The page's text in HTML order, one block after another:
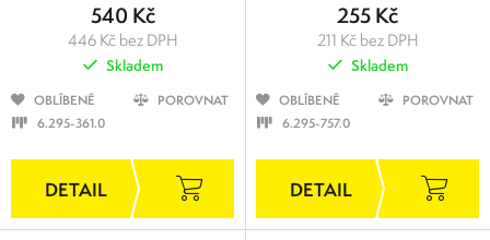
540 Kč
446 Kč bez DPH
Skladem
OBLÍBENÉ
POROVNAT
6.295-361.0
255 Kč
211 Kč bez DPH
Skladem
OBLÍBENÉ
POROVNAT
6.295-757.0